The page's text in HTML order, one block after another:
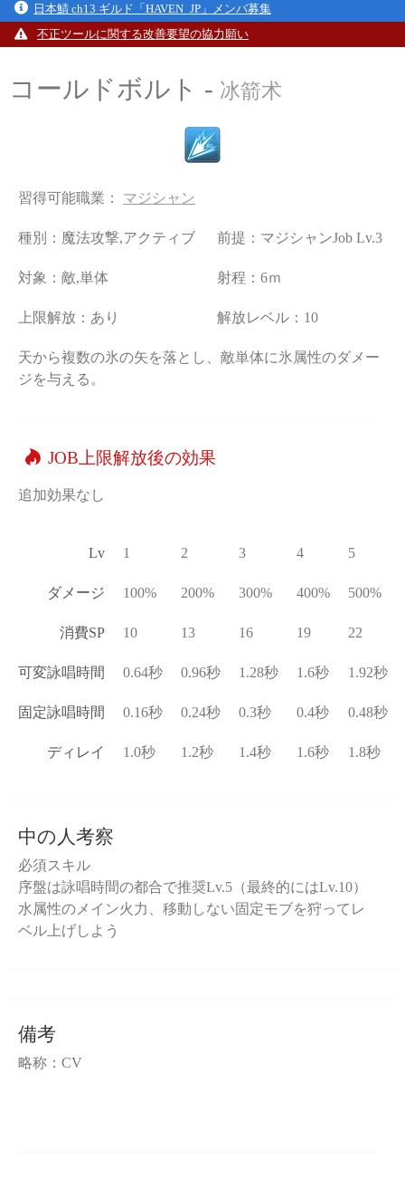
日本鯖 ch13 ギルド「HAVEN_JP」メンバ募集
不正ツールに関する改善要望の協力願い
コールドボルト - 冰箭术
習得可能職業： マジシャン
種別：魔法攻撃,アクティブ 前提：マジシャンJob Lv.3
対象：敵,単体 射程：6ｍ
上限解放：あり 解放レベル：10
天から複数の氷の矢を落とし、敵単体に氷属性のダメー
ジを与える。
JOB上限解放後の効果
追加効果なし
Lv 1 2 3 4 5
ダメージ 100% 200% 300% 400% 500%
消費SP 10 13 16 19 22
可変詠唱時間 0.64秒 0.96秒 1.28秒 1.6秒 1.92秒
固定詠唱時間 0.16秒 0.24秒 0.3秒 0.4秒 0.48秒
ディレイ 1.0秒 1.2秒 1.4秒 1.6秒 1.8秒
中の人考察
必須スキル
序盤は詠唱時間の都合で推奨Lv.5（最終的にはLv.10）
水属性のメイン火力、移動しない固定モブを狩ってレ
ベル上げしよう
備考
略称：CV